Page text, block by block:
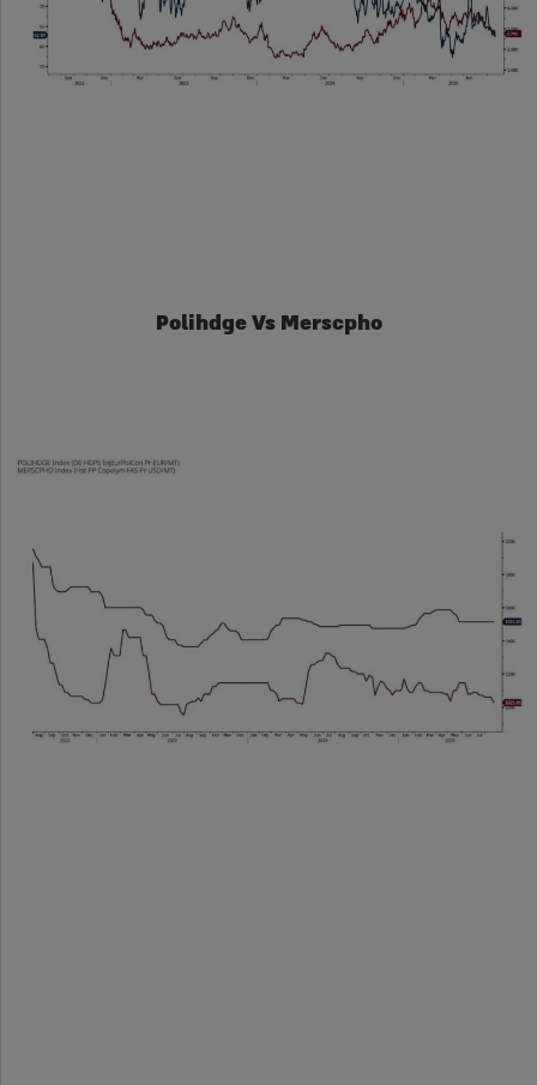
Polihdge Vs Merscpho